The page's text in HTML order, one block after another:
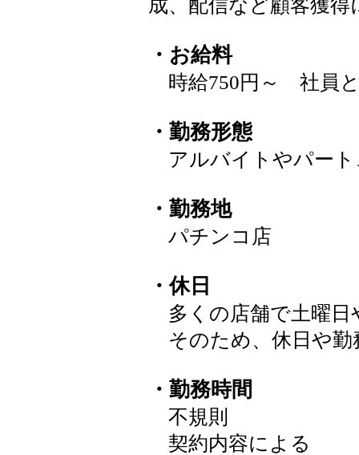
成、配信など顧客獲
・お給料
時給750円～ 社員と
・勤務形態
アルバイトやパート
・勤務地
パチンコ店
・休日
多くの店舗で土曜日
そのため、休日や勤
・勤務時間
不規則
契約内容による